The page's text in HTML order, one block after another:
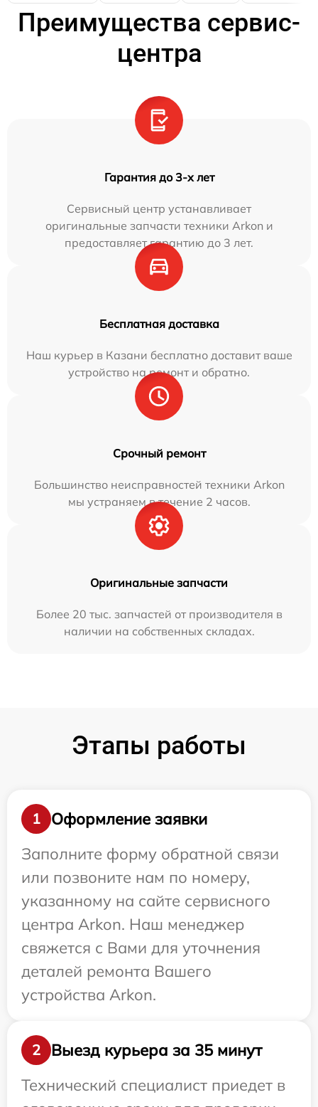
Преимущества сервис-
центра
Гарантия до 3-х лет
Сервисный центр устанавливает
оригинальные запчасти техники Arkon и
предоставляет гарантию до 3 лет.
Бесплатная доставка
Наш курьер в Казани бесплатно доставит ваше
устройство на ремонт и обратно.
Срочный ремонт
Большинство неисправностей техники Arkon
мы устраняем в течение 2 часов.
Оригинальные запчасти
Более 20 тыс. запчастей от производителя в
наличии на собственных складах.
Этапы работы
1
Оформление заявки
Заполните форму обратной связи
или позвоните нам по номеру,
указанному на сайте сервисного
центра Arkon. Наш менеджер
свяжется с Вами для уточнения
деталей ремонта Вашего
устройства Arkon.
2
Выезд курьера за 35 минут
Технический специалист приедет в